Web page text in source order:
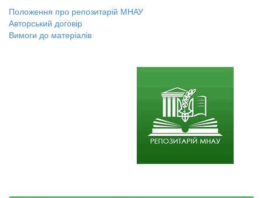
Положення про репозитарій МНАУ
Авторський договір
Вимоги до матеріалів